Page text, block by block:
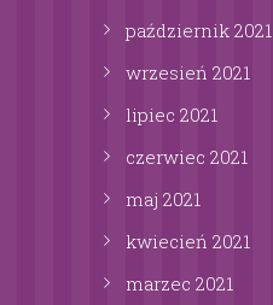
październik 2021
wrzesień 2021
lipiec 2021
czerwiec 2021
maj 2021
kwiecień 2021
marzec 2021